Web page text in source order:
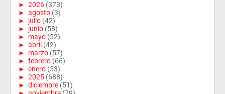
► 2026 (373)
► agosto (3)
► julio (42)
► junio (58)
► mayo (52)
► abril (42)
► marzo (57)
► febrero (66)
► enero (53)
► 2025 (688)
► diciembre (51)